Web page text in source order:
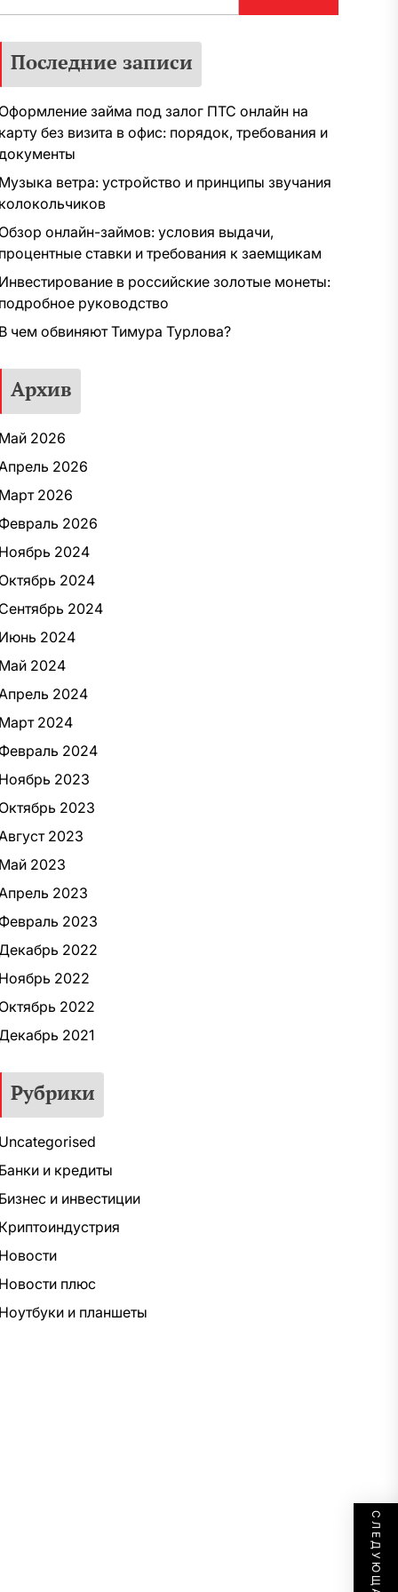
Последние записи
Оформление займа под залог ПТС онлайн на
карту без визита в офис: порядок, требования и
Музыка ветра: устройство и принципы звучания
колокольчиков
Обзор онлайн-займов: условия выдачи,
процентные ставки и требования к заемщикам
Инвестирование в российские золотые монеты:
подробное руководство
В чем обвиняют Тимура Турлова?
Архив
Май 2026
2026
Март 2026
Февраль 2026
Ноябрь 2024
Октябрь 2024
Сентябрь 2024
Июнь 2024
Май 2024
2024
Март 2024
Февраль 2024
Ноябрь 2023
Октябрь 2023
2023
Май 2023
2023
Февраль 2023
2022
Ноябрь 2022
Октябрь 2022
2021
Рубрики
Uncategorised
Банки и кредиты
Бизнес и инвестиции
Криптоиндустрия
Новости
Новости плюс
Ноутбуки и планшеты